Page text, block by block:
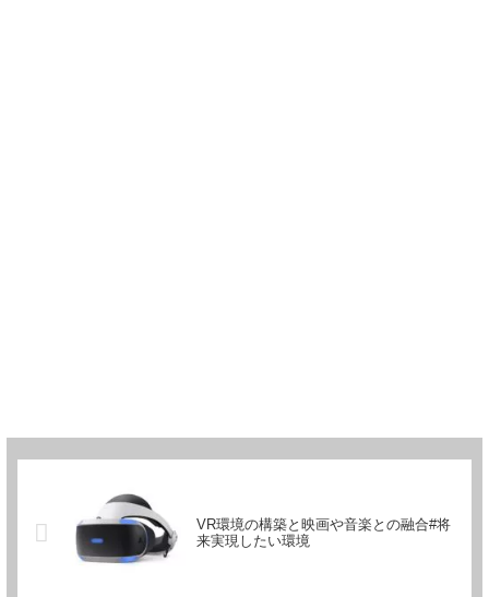
VR環境の構築と映画や音楽との融合#将
来実現したい環境